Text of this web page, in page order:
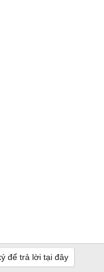
để trả lời tại đây